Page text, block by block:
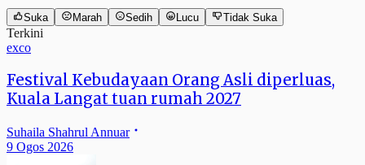
Suka Marah Sedih Lucu Tidak Suka
Terkini
exco
Festival Kebudayaan Orang Asli diperluas,
Kuala Langat tuan rumah 2027
Suhaila Shahrul Annuar
9 Ogos 2026